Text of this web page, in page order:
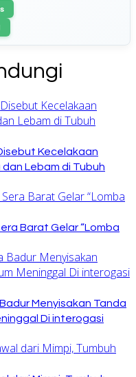
Kecelakaan
Lebam di Tubuh
Barat Gelar “Lomba
Menyisakan Tanda
Di interogasi